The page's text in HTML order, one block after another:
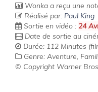
Wonka a reçu une
Réalisé par: Paul King
Sortie en vidéo : 24
Date de sortie au
Durée: 112 Minutes
Genre: Aventure,
© Copyright Warner Bros